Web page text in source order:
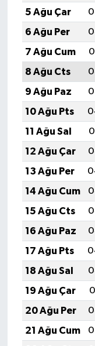
5 Ağu Çar
6 Ağu Per
7 Ağu Cum
8 Ağu Cts
9 Ağu Paz
10 Ağu Pts
11 Ağu Sal
12 Ağu Çar
13 Ağu Per
14 Ağu Cum
15 Ağu Cts
16 Ağu Paz
17 Ağu Pts
18 Ağu Sal
19 Ağu Çar
20 Ağu Per
21 Ağu Cum